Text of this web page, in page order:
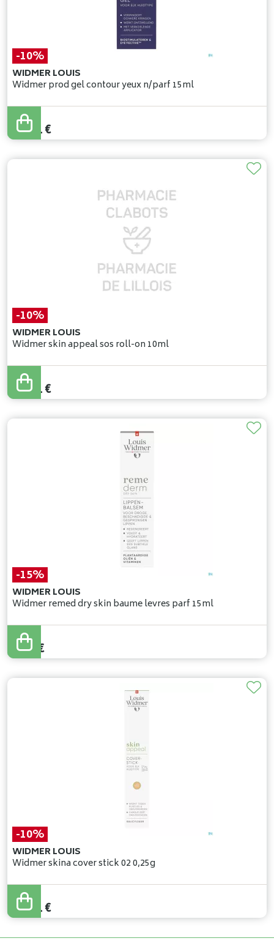
-10%
WIDMER LOUIS
Widmer prod gel contour yeux n/parf 15ml
29,90
26,91€
-10%
WIDMER LOUIS
Widmer skin appeal sos roll-on 10ml
14,90
13,41€
-15%
WIDMER LOUIS
Widmer remed dry skin baume levres parf 15ml
9,90€
8,41 €
-10%
WIDMER LOUIS
Widmer skina cover stick 02 0,25g
12,90
11,61€